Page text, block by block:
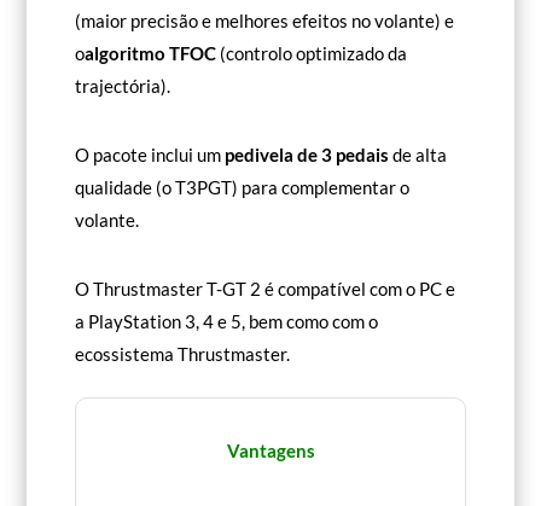
(maior precisão e melhores efeitos no volante) e
oalgoritmo TFOC (controlo optimizado da
trajectória).
O pacote inclui um pedivela de 3 pedais de alta
qualidade (o T3PGT) para complementar o
volante.
O Thrustmaster T-GT 2 é compatível com o PC e
a PlayStation 3, 4 e 5, bem como com o
ecossistema Thrustmaster.
Vantagens